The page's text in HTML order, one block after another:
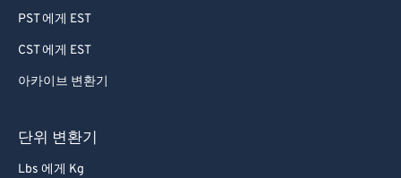
PST 에게 EST
CST 에게 EST
아카이브 변환기
단위 변환기
Lbs 에게 Kg